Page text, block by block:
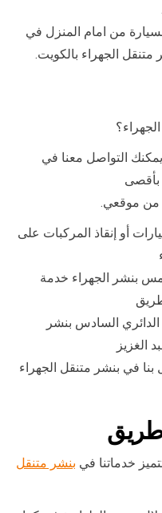
من امام المنزل في
متنقل الجهراء بالكويت.
التواصل معنا في
من موقعي.
أو إنقاذ المركبات على
بنشر الجهراء خدمة
السادس بنشر
الغزيز
في بنشر متنقل الجهراء
طريق
خدماتنا في بنشر متنقل